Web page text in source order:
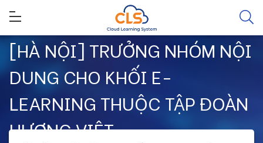
[HÀ NỘI] TRƯỞNG NHÓM NỘI
DUNG CHO KHỐI E-
LEARNING THUỘC TẬP ĐOÀN
HƯƠNG VIỆT